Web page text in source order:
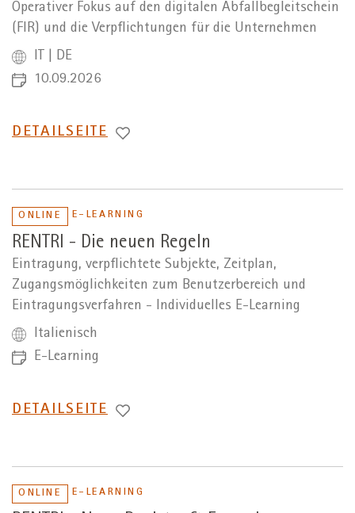
Operativer Fokus auf den digitalen Abfallbegleitschein
(FIR) und die Verpflichtungen für die Unternehmen
IT | DE
10.09.2026
WECHSEL
DETAILSEITE
ONLINE E-LEARNING
RENTRI - Die neuen Regeln
Eintragung, verpflichtete Subjekte, Zeitplan,
Zugangsmöglichkeiten zum Benutzerbereich und
Eintragungsverfahren - Individuelles E-Learning
Italienisch
E-Learning
WECHSEL
DETAILSEITE
ONLINE E-LEARNING